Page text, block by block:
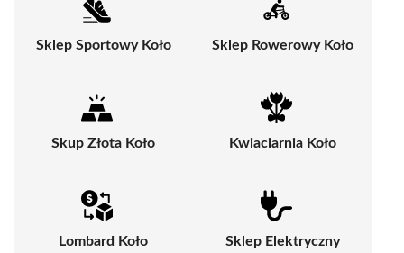
Sklep Sportowy Koło Sklep Rowerowy Koło
Skup Złota Koło Kwiaciarnia Koło
Lombard Koło Sklep Elektryczny